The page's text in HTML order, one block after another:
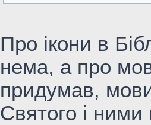
Про ікони в
нема, а про
придумав,
Святого і